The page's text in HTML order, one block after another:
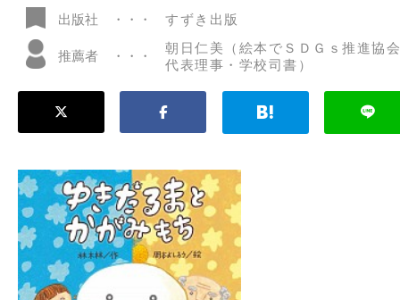
出版社
すずき出版
推薦者
朝日仁美（絵本でＳＤＧｓ推進協会
代表理事・学校司書）